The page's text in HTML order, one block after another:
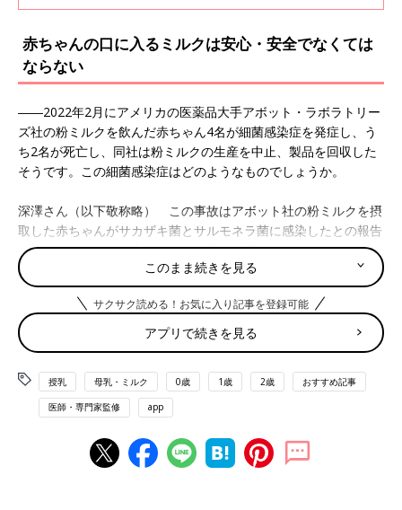
（ツボウチさん／@pullalongduck）。たまひ
ソードを綴っていきます。今回は、粉ミルクあ
赤ちゃんの口に入るミルクは安心・安全でなくては
ならない
――2022年2月にアメリカの医薬品大手アボット・ラボラトリー
ズ社の粉ミルクを飲んだ赤ちゃん4名が細菌感染症を発症し、う
ち2名が死亡し、同社は粉ミルクの生産を中止、製品を回収した
そうです。この細菌感染症はどのようなものでしょうか。
深澤さん（以下敬称略） この事故はアボット社の粉ミルクを摂
取した赤ちゃんがサカザキ菌とサルモネラ菌に感染したとの報告
があり、粉ミルクの中にサカザキ菌が確認されたというもので
す。サルモネラ菌は食中毒と関連してよく知られていると思いま
す。サカザキ菌は自然環境中にも見られる菌ですが、乳児が感染
すると非常に重篤な感染症を起こしてしまうことがあり、とくに
注意が必要といわれています。
――このような事故は日本でも起こりうることでしょうか。
深澤 WHO（世界保健機関）/FAO（国連食糧農業機関）が作成
上のお湯で調乳することでサカザキ菌のリスクを著しく低減でき
るとされており、厚生労働省のホームページでも紹介されていま
このまま続きを見る
サクサク読める！お気に入り記事を登録可能
アプリで続きを見る
授乳 母乳・ミルク 0歳 1歳 2歳 おすすめ記事
医師・専門家監修 app